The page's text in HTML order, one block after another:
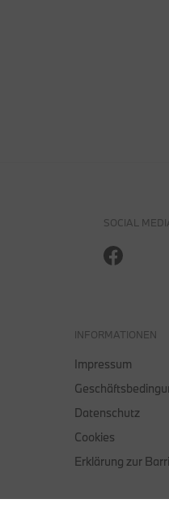
SOCIAL
INFORMATIONEN
Impressum
Datenschutz
Cookies
Erklärung zur